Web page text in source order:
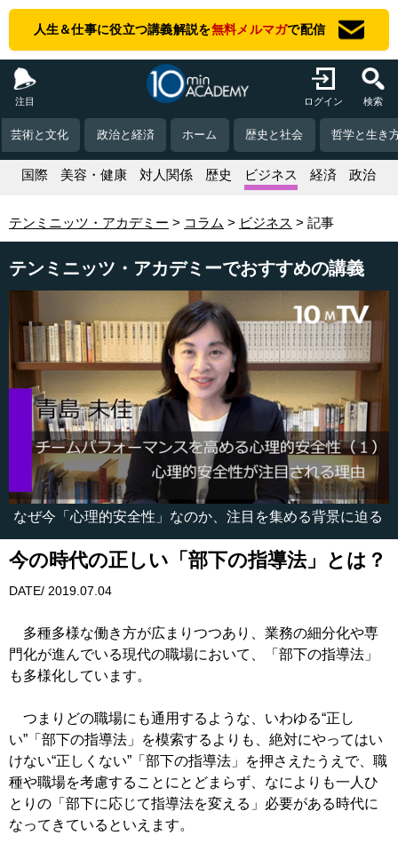
人生＆仕事に役立つ講義解説を無料メルマガで配信
注目 ログイン 検索
芸術と文化 政治と経済 ホーム 歴史と社会 哲学と生き
国際 美容・健康 対人関係 歴史 ビジネス 経済 政治
テンミニッツ・アカデミー コラム ビジネス 記事
テンミニッツ・アカデミーでおすすめの講義
なぜ今「心理的安全性」なのか、注目を集める背景に迫る
今の時代の正しい「部下の指導法」とは？
DATE/ 2019.07.04
多種多様な働き方が広まりつつあり、業務の細分化や専
門化が進んでいる現代の職場において、「部下の指導法」
も多様化しています。
つまりどの職場にも通用するような、いわゆる“正し
い”「部下の指導法」を模索するよりも、絶対にやってはい
けない“正しくない”「部下の指導法」を押さえたうえで、職
種や職場を考慮することにとどまらず、なによりも一人ひ
とりの「部下に応じて指導法を変える」必要がある時代に
なってきているといえます。